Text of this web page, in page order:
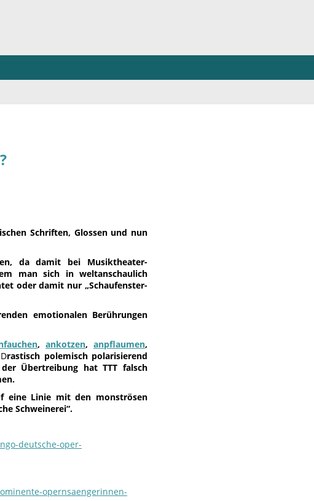
Schriften, Glossen und nun
da damit bei Musiktheater-
man sich in weltanschaulich
oder damit nur „Schaufenster-
emotionalen Berührungen
, ankotzen, anpflaumen,
Drastisch polemisch polarisierend
Übertreibung hat TTT falsch
eine Linie mit den monströsen
Schweinerei“.
deutsche-oper-
opernsaengerinnen-